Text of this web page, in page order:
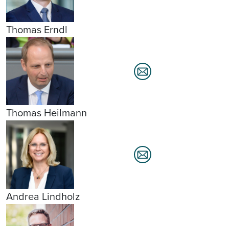
Thomas Erndl
Thomas Heilmann
Andrea Lindholz